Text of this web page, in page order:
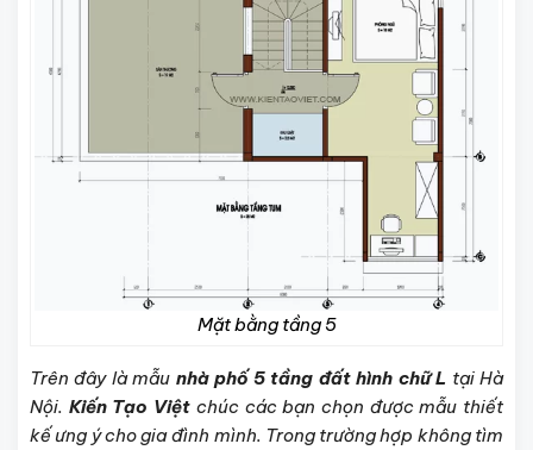
Mặt bằng tầng 5
Trên đây là mẫu nhà phố 5 tầng đất hình chữ L tại Hà
Nội. Kiến Tạo Việt chúc các bạn chọn được mẫu thiết
kế ưng ý cho gia đình mình. Trong trường hợp không tìm